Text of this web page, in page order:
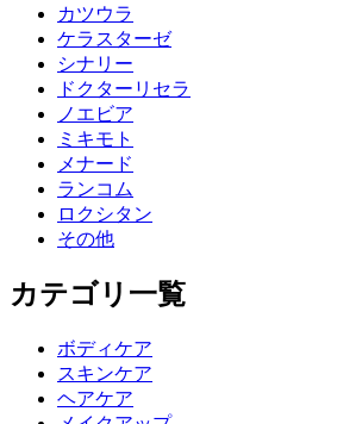
カツウラ
ケラスターゼ
シナリー
ドクターリセラ
ノエビア
ミキモト
メナード
ランコム
ロクシタン
その他
カテゴリ一覧
ボディケア
スキンケア
ヘアケア